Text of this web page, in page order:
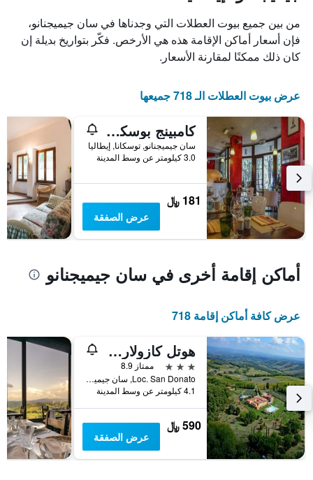
يعرض
أيام
الأسبوع.
التالي
محور
Y
الذي
يعرض
متوسط
سعر
غرفة
من بين جميع بيوت العطلات التي وجدناها في سان جيميجنانو،
فإن أسعار أماكن الإقامة هذه هي الأرخص. فكّر بتواريخ بديلة إن
كان ذلك ممكنًا لمقارنة الأسعار.
عرض بيوت العطلات الـ 718 جميعها
كامبينج بوسكيتو دي بيما
سان جيميجنانو, توسكانا, إيطاليا
3.0 كيلومتر عن وسط المدينة
181 ﷼
عرض الصفقة
أماكن إقامة أخرى في سان جيميجنانو
عرض كافة أماكن إقامة 718
هوتل كازولاري لو تري روسيه
3 نجوم
ممتاز 8.9
Loc. San Donato, سان جيميجنانو, توسكانا, إيطاليا
4.1 كيلومتر عن وسط المدينة
590 ﷼
عرض الصفقة